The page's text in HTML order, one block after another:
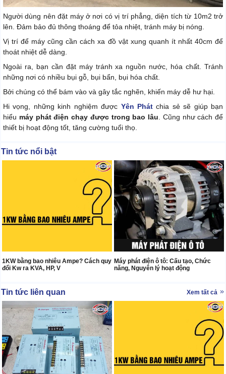
Người dùng nên đặt máy ở nơi có vị trí phẳng, diện tích từ 10m2 trở
lên. Đảm bảo đủ thông thoáng để tỏa nhiệt, tránh máy bị nóng.
Vị trí để máy cũng cần cách xa đồ vật xung quanh ít nhất 40cm để
thoát nhiệt dễ dàng.
Ngoài ra, bạn cần đặt máy tránh xa nguồn nước, hóa chất. Tránh
những nơi có nhiều bụi gỗ, bụi bẩn, bụi hóa chất.
Bởi chúng có thể bám vào và gây tắc nghẽn, khiến máy dễ hư hại.
Hi vọng, những kinh nghiệm được Yên Phátchia sẻ sẽ giúp bạn
hiểu máy phát điện chạy được trong bao lâu. Cũng như cách để
thiết bị hoạt động tốt, tăng cường tuổi thọ.
Tin tức nổi bật
1KW bằng bao nhiêu Ampe? Cách quy
đổi Kw ra KVA, HP, V
Máy phát điện ô tô: Cấu tạo, Chức
năng, Nguyên lý hoạt động
Tin tức liên quan Xem tất cả